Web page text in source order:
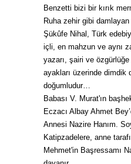
Benzetti bizi bir kırık
Ruha zehir gibi damlayan
Şükûfe Nihal, Türk
içli, en mahzun ve aynı
yazarı, şairi ve
ayakları üzerinde dimdik
doğumludur…
Babası V. Murat'ın
Eczacı Albay Ahmet
Annesi Nazire Hanım.
Katipzadelere, anne
Mehmet'in Başressamı